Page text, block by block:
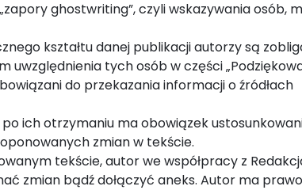
ghostwriting”, czyli wskazywania osób,
kształtu danej publikacji autorzy są
tych osób w części
do przekazania informacji o źródłach
ich otrzymaniu ma obowiązek
zmian w tekście.
tekście, autor we współpracy z
zmian bądź dołączyć aneks. Autor ma